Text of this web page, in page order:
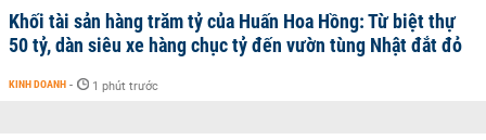
Khối tài sản hàng trăm tỷ của Huấn Hoa Hồng: Từ biệt thự
50 tỷ, dàn siêu xe hàng chục tỷ đến vườn tùng Nhật đắt đỏ
KINH DOANH - 1 phút trước